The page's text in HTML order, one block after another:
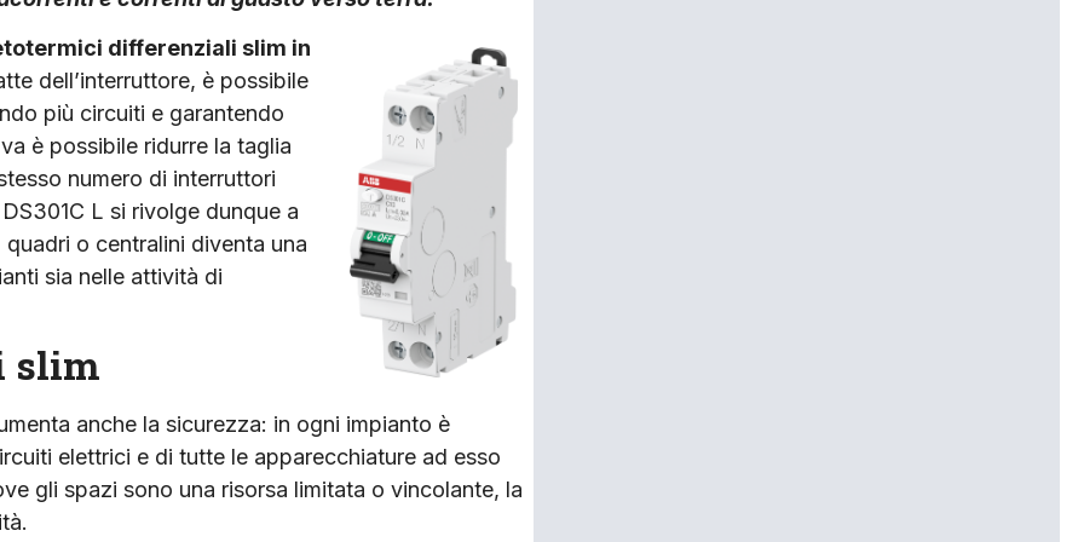
differenziali slim in
dell’interruttore, è possibile
più circuiti e garantendo
è possibile ridurre la taglia
numero di interruttori
L si rivolge dunque a
o centralini diventa una
sia nelle attività di
slim
anche la sicurezza: in ogni impianto è
elettrici e di tutte le apparecchiature ad esso
gli spazi sono una risorsa limitata o vincolante, la